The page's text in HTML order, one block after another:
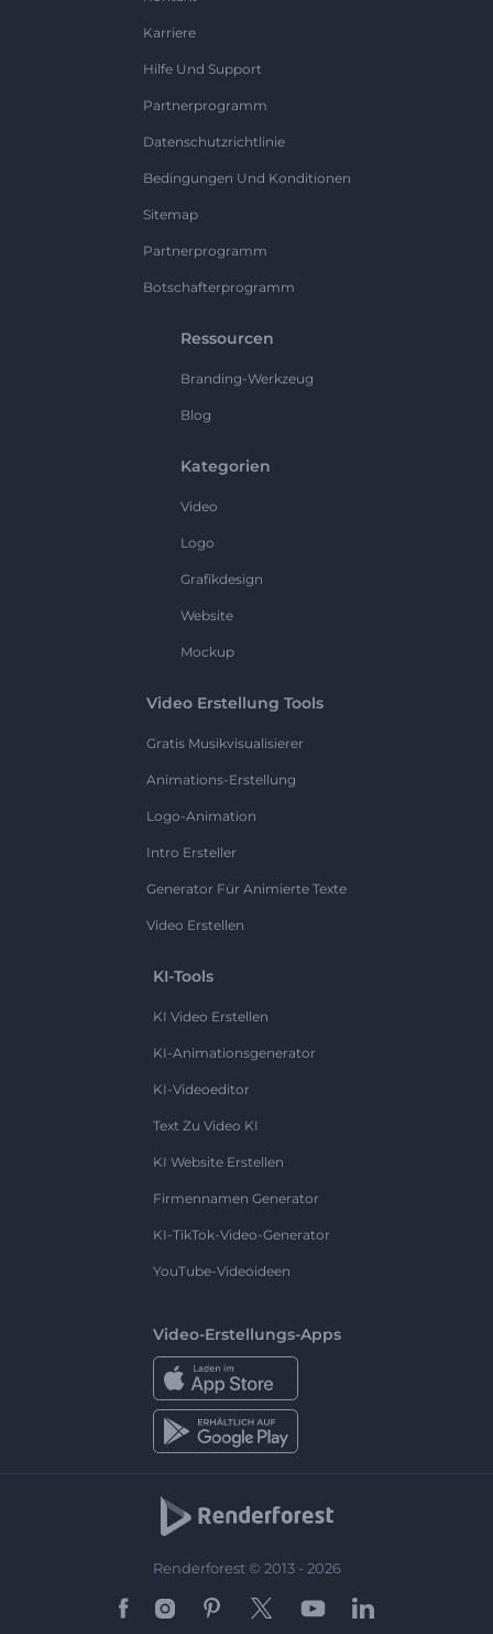
Karriere
Hilfe Und Support
Partnerprogramm
Datenschutzrichtlinie
Bedingungen Und Konditionen
Sitemap
Partnerprogramm
Botschafterprogramm
Ressourcen
Branding-Werkzeug
Blog
Kategorien
Video
Logo
Grafikdesign
Website
Mockup
Video Erstellung Tools
Gratis Musikvisualisierer
Animations-Erstellung
Logo-Animation
Intro Ersteller
Generator Für Animierte Texte
Video Erstellen
KI-Tools
KI Video Erstellen
KI-Animationsgenerator
KI-Videoeditor
Text Zu Video KI
KI Website Erstellen
Firmennamen Generator
KI-TikTok-Video-Generator
YouTube-Videoideen
Video-Erstellungs-Apps
Renderforest © 2013 - 2026